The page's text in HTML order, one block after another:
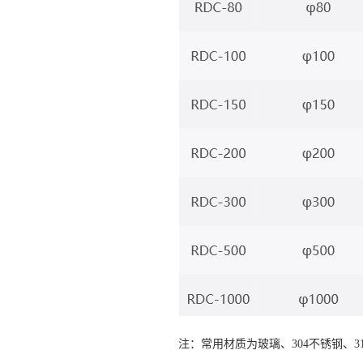
注：常用材质为玻璃、304不锈钢、